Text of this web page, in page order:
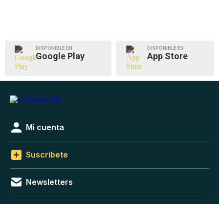
DISPONIBLE EN
Google Play
DISPONIBLE EN
App Store
Mi cuenta
Suscríbete
Newsletters